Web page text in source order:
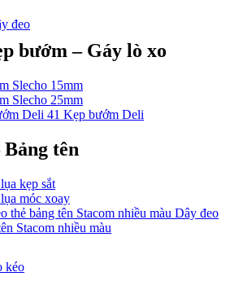
đeo
bướm – Gáy lò xo
Slecho 15mm
Slecho 25mm
Kẹp bướm Deli
Bảng tên
kẹp sắt
móc xoay
Dây đeo
Stacom nhiều màu
kéo